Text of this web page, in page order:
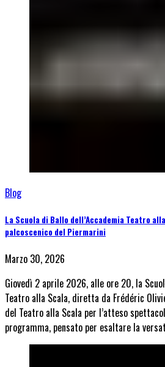
Blog
La Scuola di Ballo dell’Accademia Teatro
palcoscenico del Piermarini
Marzo 30, 2026
Giovedì 2 aprile 2026, alle ore 20, la
Teatro alla Scala, diretta da Frédéric
del Teatro alla Scala per l’atteso
programma, pensato per esaltare la